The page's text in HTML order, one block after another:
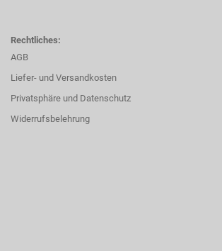
Rechtliches:
AGB
Liefer- und Versandkosten
Privatsphäre und Datenschutz
Widerrufsbelehrung